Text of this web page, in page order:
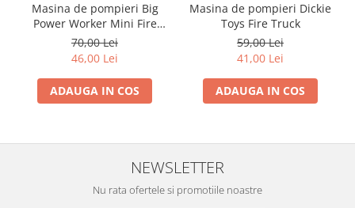
Masina de pompieri Big
Power Worker Mini Fire
Truck
70,00 Lei
46,00 Lei
ADAUGA IN COS
Masina de pompieri Dickie
Toys Fire Truck
59,00 Lei
41,00 Lei
ADAUGA IN COS
NEWSLETTER
Nu rata ofertele si promotiile noastre